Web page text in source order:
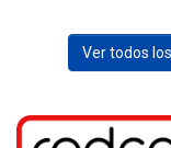
Ver todos